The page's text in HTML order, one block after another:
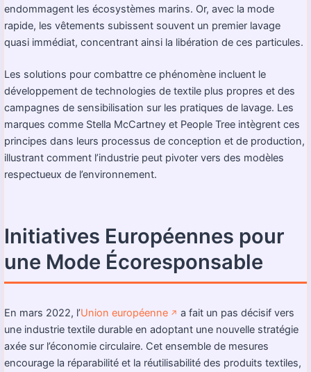
endommagent les écosystèmes marins. Or, avec la mode
rapide, les vêtements subissent souvent un premier lavage
quasi immédiat, concentrant ainsi la libération de ces particules.
Les solutions pour combattre ce phénomène incluent le
développement de technologies de textile plus propres et des
campagnes de sensibilisation sur les pratiques de lavage. Les
marques comme Stella McCartney et People Tree intègrent ces
principes dans leurs processus de conception et de production,
illustrant comment l’industrie peut pivoter vers des modèles
respectueux de l’environnement.
Initiatives Européennes pour
une Mode Écoresponsable
En mars 2022, l’Union européenne ↗️ a fait un pas décisif vers
une industrie textile durable en adoptant une nouvelle stratégie
axée sur l’économie circulaire. Cet ensemble de mesures
encourage la réparabilité et la réutilisabilité des produits textiles,